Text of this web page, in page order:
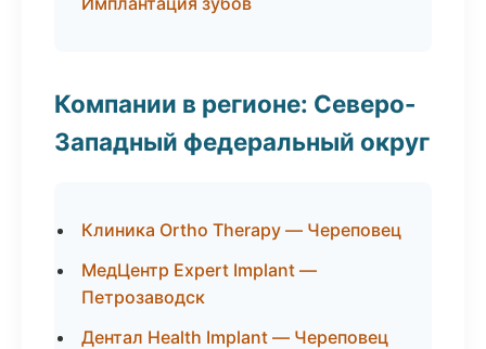
Компании в регионе: Северо-
Западный федеральный округ
Клиника Ortho Therapy — Череповец
МедЦентр Expert Implant —
Петрозаводск
Дентал Health Implant — Череповец